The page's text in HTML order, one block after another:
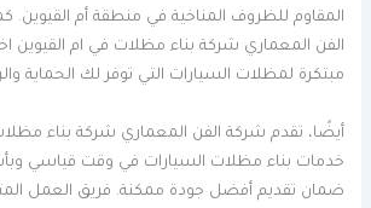
المقاوم للظروف المناخية في منطقة أم القيوين.
الفن المعماري شركة بناء مظلات في ام القيوين
مبتكرة لمظلات السيارات التي توفر لك الحماية
أيضًا، تقدم شركة الفن المعماري شركة بناء
خدمات بناء مظلات السيارات في وقت قياسي
ضمان تقديم أفضل جودة ممكنة. فريق العمل